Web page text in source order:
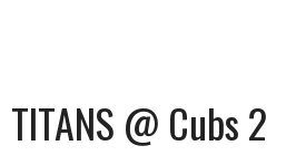
TITANS @ Cubs 2